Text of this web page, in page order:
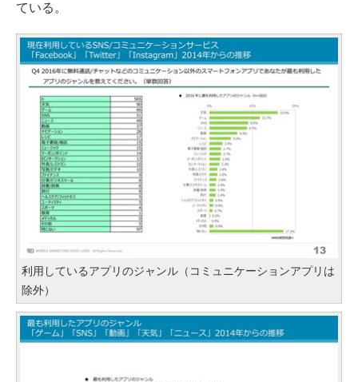
ている。
利用しているアプリのジャンル（コミュニケーションアプリは
除外）